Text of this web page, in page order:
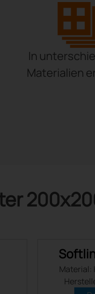
In
Materialien
Material: